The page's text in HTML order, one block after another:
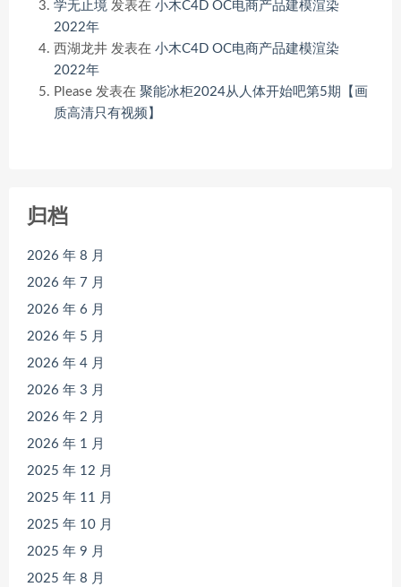
学无止境 发表在 小木C4D OC电商产品建模渲染
2022年
西湖龙井 发表在 小木C4D OC电商产品建模渲染
2022年
Please 发表在 聚能冰柜2024从人体开始吧第5期【画
质高清只有视频】
归档
2026 年 8 月
2026 年 7 月
2026 年 6 月
2026 年 5 月
2026 年 4 月
2026 年 3 月
2026 年 2 月
2026 年 1 月
2025 年 12 月
2025 年 11 月
2025 年 10 月
2025 年 9 月
2025 年 8 月